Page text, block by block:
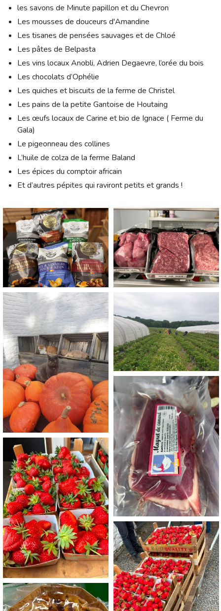
les savons de Minute papillon et du Chevron
Les mousses de douceurs d'Amandine
Les tisanes de pensées sauvages et de Chloé
Les pâtes de Belpasta
Les vins locaux Anobli, Adrien Degaevre, l’orée du bois
Les chocolats d’Ophélie
Les quiches et biscuits de la ferme de Christel
Les pains de la petite Gantoise de Houtaing
Les œufs locaux de Carine et bio de Ignace ( Ferme du
Gala)
Le pigeonneau des collines
L’huile de colza de la ferme Baland
Les épices du comptoir africain
Et d’autres pépites qui raviront petits et grands !